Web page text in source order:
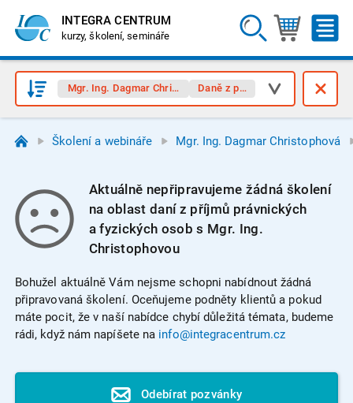
INTEGRA CENTRUM
kurzy, školení, semináře
Mgr. Ing. Dagmar ChristophováDaně z příjmů
Školení a webináře Mgr. Ing. Dagmar Christophová
Aktuálně nepřipravujeme žádná školení
na oblast daní z příjmů právnických
a fyzických osob s Mgr. Ing.
Christophovou
Bohužel aktuálně Vám nejsme schopni nabídnout žádná
připravovaná školení. Oceňujeme podněty klientů a pokud
máte pocit, že v naší nabídce chybí důležitá témata, budeme
rádi, když nám napíšete na info@integracentrum.cz
Odebírat pozvánky